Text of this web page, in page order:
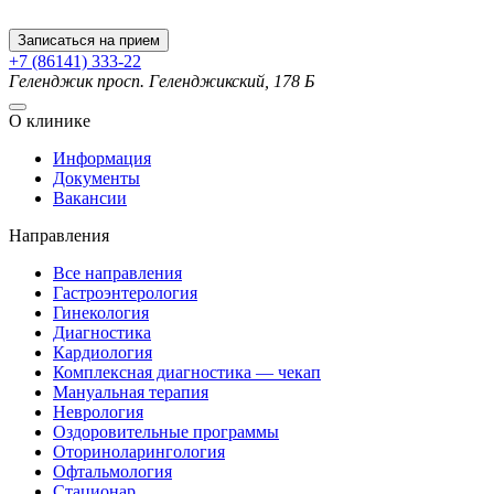
Записаться на прием
+7 (86141) 333-22
Геленджикпросп. Геленджикский, 178 Б
О клинике
Информация
Документы
Вакансии
Направления
Все направления
Гастроэнтерология
Гинекология
Диагностика
Кардиология
Комплексная диагностика — чекап
Мануальная терапия
Неврология
Оздоровительные программы
Оториноларингология
Офтальмология